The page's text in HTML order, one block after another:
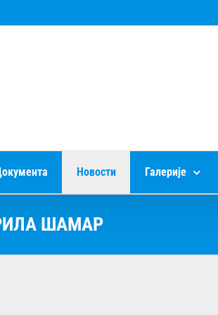
Новости Галерије
ШАМАР